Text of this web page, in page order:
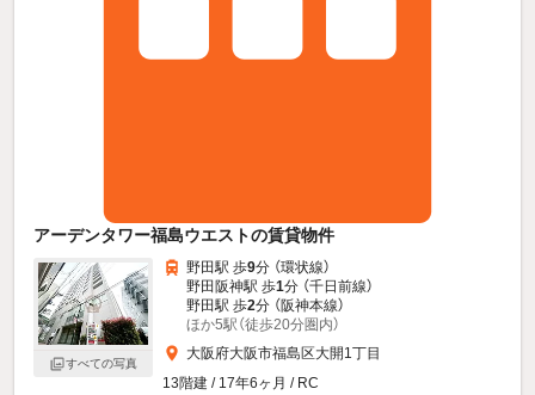
アーデンタワー福島ウエストの賃貸物件
すべての写真
野田駅 歩9分 （環状線）
野田阪神駅 歩1分 （千日前線）
野田駅 歩2分 （阪神本線）
ほか5駅（徒歩20分圏内）
大阪府大阪市福島区大開1丁目
13階建 / 17年6ヶ月 / RC